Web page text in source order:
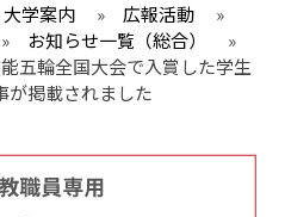
大学案内 » 広報活動
»
» お知らせ一覧（総合）
»
五輪全国大会で入賞した学生
が掲載されました